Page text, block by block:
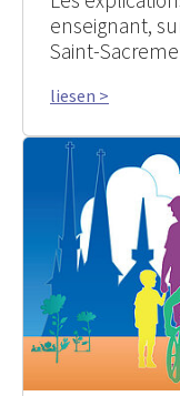
enseignant,
Saint-
liesen >